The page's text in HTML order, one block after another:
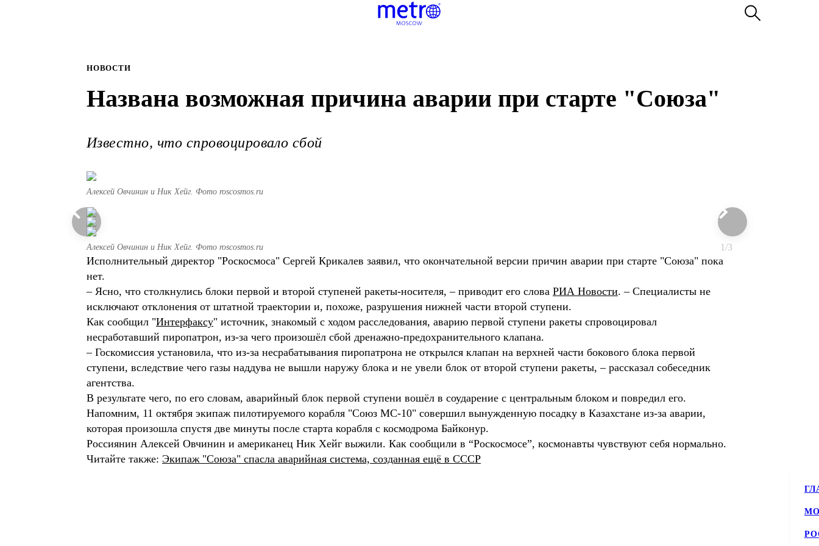
НОВОСТИ
Названа возможная причина аварии при старте "Союза"
Известно, что спровоцировало сбой
Алексей Овчинин и Ник Хейг. Фото roscosmos.ru
Алексей Овчинин и Ник Хейг. Фото roscosmos.ru 1/3
Исполнительный директор "Роскосмоса" Сергей Крикалев заявил, что окончательной версии причин аварии при старте "Союза" пока
нет.
– Ясно, что столкнулись блоки первой и второй ступеней ракеты-носителя, – приводит его слова РИА Новости. – Специалисты не
исключают отклонения от штатной траектории и, похоже, разрушения нижней части второй ступени.
Как сообщил "Интерфаксу" источник, знакомый с ходом расследования, аварию первой ступени ракеты спровоцировал
несработавший пиропатрон, из-за чего произошёл сбой дренажно-предохранительного клапана.
– Госкомиссия установила, что из-за несрабатывания пиропатрона не открылся клапан на верхней части бокового блока первой
ступени, вследствие чего газы наддува не вышли наружу блока и не увели блок от второй ступени ракеты, – рассказал собеседник
агентства.
В результате чего, по его словам, аварийный блок первой ступени вошёл в соударение с центральным блоком и повредил его.
Напомним, 11 октября экипаж пилотируемого корабля "Союз МС-10" совершил вынужденную посадку в Казахстане из-за аварии,
которая произошла спустя две минуты после старта корабля с космодрома Байконур.
Россиянин Алексей Овчинин и американец Ник Хейг выжили. Как сообщили в “Роскосмосе”, космонавты чувствуют себя нормально.
Читайте также: Экипаж "Союза" спасла аварийная система, созданная ещё в СССР